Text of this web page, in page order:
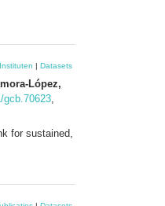
Instituten | Datasets
López,
gcb.70623
for sustained,